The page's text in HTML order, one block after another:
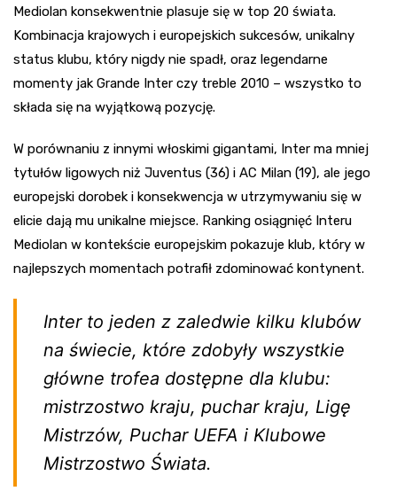
Mediolan konsekwentnie plasuje się w top 20 świata.
Kombinacja krajowych i europejskich sukcesów, unikalny
status klubu, który nigdy nie spadł, oraz legendarne
momenty jak Grande Inter czy treble 2010 – wszystko to
składa się na wyjątkową pozycję.
W porównaniu z innymi włoskimi gigantami, Inter ma mniej
tytułów ligowych niż Juventus (36) i AC Milan (19), ale jego
europejski dorobek i konsekwencja w utrzymywaniu się w
elicie dają mu unikalne miejsce. Ranking osiągnięć Interu
Mediolan w kontekście europejskim pokazuje klub, który w
najlepszych momentach potrafił zdominować kontynent.
Inter to jeden z zaledwie kilku klubów
na świecie, które zdobyły wszystkie
główne trofea dostępne dla klubu:
mistrzostwo kraju, puchar kraju, Ligę
Mistrzów, Puchar UEFA i Klubowe
Mistrzostwo Świata.